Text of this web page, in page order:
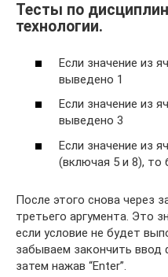
Тесты по
технологии.
Если значение из
выведено 1
Если значение из
выведено 3
Если значение из
(включая 5 и 8), то
После этого снова через
третьего аргумента. Это
если условие не будет
забываем закончить ввод
затем нажав “Enter”.